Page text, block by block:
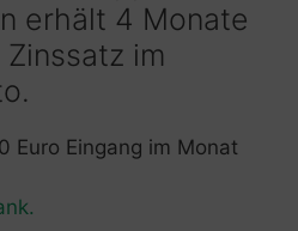
erhält 4 Monate
im
Euro Eingang im Monat